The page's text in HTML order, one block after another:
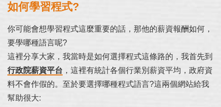
如何學習程式?
你可能會想學習程式這麼重要的話，那他的薪資報酬如何，
要學哪種語言呢?
這裡分享大家，我當時是如何選擇程式這條路的，我首先到
行政院薪資平台 ，這裡有統計各個行業別薪資平均，政府資
料不會作假的。至於要選擇哪種程式語言?這兩個網站給我
幫助很大: